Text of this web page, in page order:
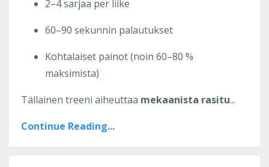
2–4 sarjaa per liike
60–90 sekunnin palautukset
Kohtalaiset painot (noin 60–80 %
maksimista)
Tällainen treeni aiheuttaa mekaanista rasitu...
Continue Reading...